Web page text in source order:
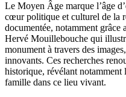
Le Moyen Âge marque l’âge
cœur politique et culturel de la
documentée, notamment grâce
Hervé Mouillebouche qui
monument à travers des
innovants. Ces recherches
historique, révélant notamment
famille dans ce lieu vivant.